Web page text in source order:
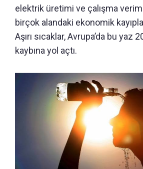
elektrik üretimi ve çalışma
birçok alandaki ekonomik
Aşırı sıcaklar, Avrupa’da bu yaz
kaybına yol açtı.